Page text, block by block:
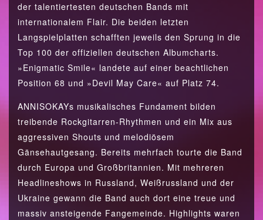
der talentiertesten deutschen Bands mit
internationalem Flair. Die beiden letzten
Langspielplatten schafften jeweils den Sprung in die
Top 100 der offiziellen deutschen Albumcharts.
»Enigmatic Smile« landete auf einer beachtlichen
Position 68 und »Devil May Care« auf Platz 74.
ANNISOKAYs musikalisches Fundament bilden
treibende Rockgitarren-Rhythmen und ein Mix aus
aggressiven Shouts und melodiösem
Gänsehautgesang. Bereits mehrfach tourte die Band
durch Europa und Großbritannien. Mit mehreren
Headlineshows in Russland, Weißrussland und der
Ukraine gewann die Band auch dort eine treue und
massiv ansteigende Fangemeinde. Highlights waren